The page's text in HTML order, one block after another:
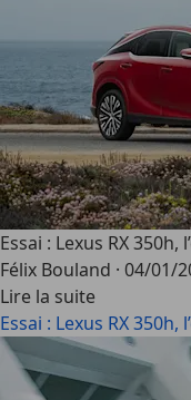
Essai : Lexus RX 350h,
Félix Bouland · 04/01/
Lire la suite
Essai : Lexus RX 350h,